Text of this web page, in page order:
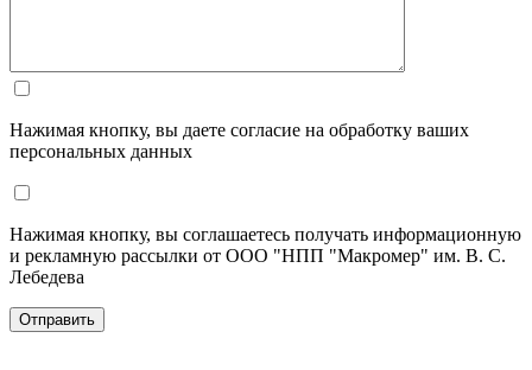
Нажимая кнопку, вы даете согласие на обработку ваших
персональных данных
Нажимая кнопку, вы соглашаетесь получать информационную
и рекламную рассылки от ООО "НПП "Макромер" им. В. С.
Лебедева